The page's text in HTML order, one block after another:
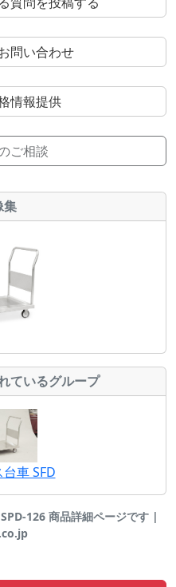
問い合わせ
情報提供
ご相談
集
ているグループ
車 SFD
126 商品詳細ページです |